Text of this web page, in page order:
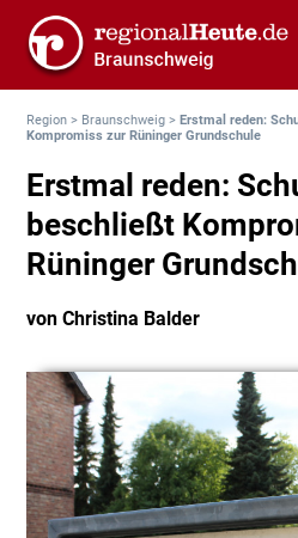
Region > Braunschweig >Erstmal reden:
Kompromiss zur Rüninger Grundschule
Erstmal reden:
beschließt
Rüninger
von Christina Balder